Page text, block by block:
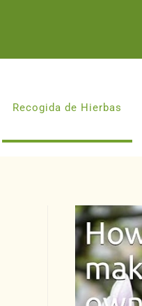
Recogida de Hierbas